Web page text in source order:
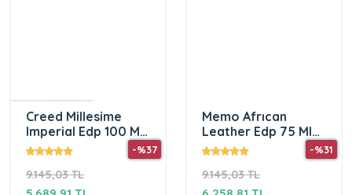
Creed Millesime
Imperial Edp 100 Ml
Unisex Parfüm
9.145,03 TL
-%37
Memo Afrıcan
Leather Edp 75 Ml
Erkek Parfüm
9.145,03 TL
-%31